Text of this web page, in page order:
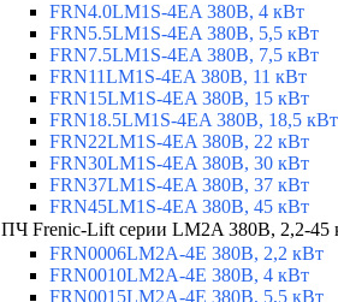
FRN4.0LM1S-4EA 380В, 4 кВт
FRN5.5LM1S-4EA 380В, 5,5 кВт
FRN7.5LM1S-4EA 380В, 7,5 кВт
FRN11LM1S-4EA 380В, 11 кВт
FRN15LM1S-4EA 380В, 15 кВт
FRN18.5LM1S-4EA 380В, 18,5 кВт
FRN22LM1S-4EA 380В, 22 кВт
FRN30LM1S-4EA 380В, 30 кВт
FRN37LM1S-4EA 380В, 37 кВт
FRN45LM1S-4EA 380В, 45 кВт
ПЧ Frenic-Lift серии LM2A 380В, 2,2-45
FRN0006LM2A-4E 380В, 2,2 кВт
FRN0010LM2A-4E 380В, 4 кВт
FRN0015LM2A-4E 380В, 5,5 кВт